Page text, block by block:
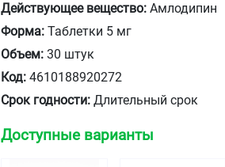
Действующее вещество: Амлодипин
Форма: Таблетки 5 мг
Объем: 30 штук
Код: 4610188920272
Срок годности: Длительный срок
Доступные варианты